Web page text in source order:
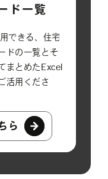
ド一覧
できる、住宅
ドの一覧とそ
まとめたExcel
活用くださ
ら